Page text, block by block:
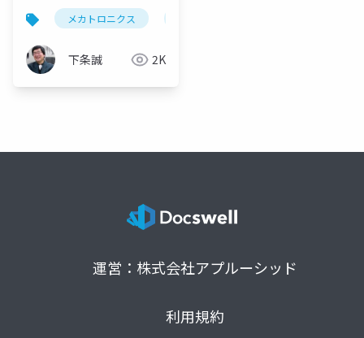
メカトロニクス
下条誠 2K
運営：株式会社アプルーシッド
利用規約